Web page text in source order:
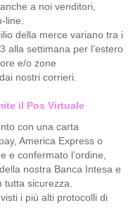
a noi venditori,
line.
della merce variano tra i
alla settimana per l’estero
e/o zone
nostri corrieri.
il Pos Virtuale
con una carta
America Express o
e confermato l’ordine,
nostra Banca Intesa e
sicurezza.
i più alti protocolli di